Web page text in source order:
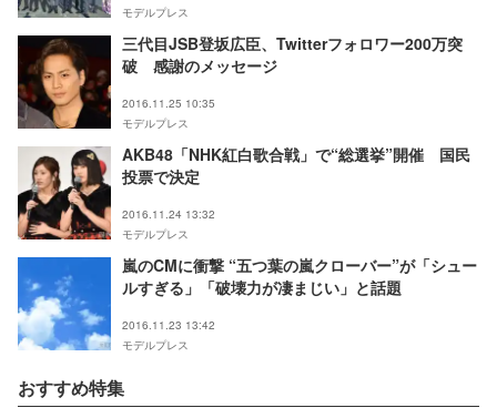
モデルプレス
三代目JSB登坂広臣、Twitterフォロワー200万突
破 感謝のメッセージ
2016.11.25 10:35
モデルプレス
AKB48「NHK紅白歌合戦」で“総選挙”開催 国民
投票で決定
2016.11.24 13:32
モデルプレス
嵐のCMに衝撃 “五つ葉の嵐クローバー”が「シュー
ルすぎる」「破壊力が凄まじい」と話題
2016.11.23 13:42
モデルプレス
おすすめ特集